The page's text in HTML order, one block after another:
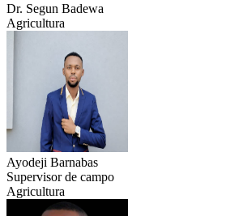
Dr. Segun Badewa
Agricultura
Ayodeji Barnabas
Supervisor de campo
Agricultura